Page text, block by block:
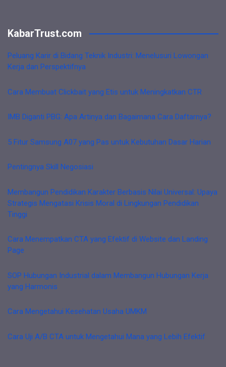
KabarTrust.com
Peluang Karir di Bidang Teknik Industri: Menelusuri Lowongan
Kerja dan Perspektifnya
Cara Membuat Clickbait yang Etis untuk Meningkatkan CTR
IMB Diganti PBG: Apa Artinya dan Bagaimana Cara Daftarnya?
5 Fitur Samsung A07 yang Pas untuk Kebutuhan Dasar Harian
Pentingnya Skill Negosiasi
Membangun Pendidikan Karakter Berbasis Nilai Universal: Upaya
Strategis Mengatasi Krisis Moral di Lingkungan Pendidikan
Tinggi
Cara Menempatkan CTA yang Efektif di Website dan Landing
Page
SOP Hubungan Industrial dalam Membangun Hubungan Kerja
yang Harmonis
Cara Mengetahui Kesehatan Usaha UMKM
Cara Uji A/B CTA untuk Mengetahui Mana yang Lebih Efektif